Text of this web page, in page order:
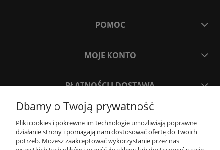
POMOC
MOJE KONTO
PŁATNOŚCI I DOSTAWA
INFORMACJE
O NAS
Dbamy o Twoją prywatność
Pliki cookies i pokrewne im technologie umożliwiają poprawne
działanie strony i pomagają nam dostosować ofertę do Twoich
potrzeb. Możesz zaakceptować wykorzystanie przez nas